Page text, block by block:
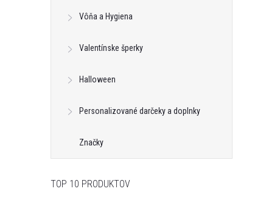
Vôňa a Hygiena
Valentínske šperky
Halloween
Personalizované darčeky a doplnky
Značky
TOP 10 PRODUKTOV